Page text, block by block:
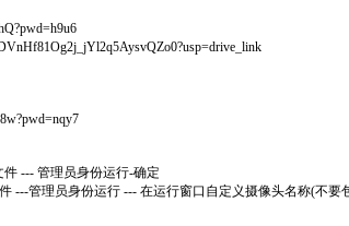
件 --- 管理员身份运行-确定
---管理员身份运行 --- 在运行窗口自定义摄像头名称(不